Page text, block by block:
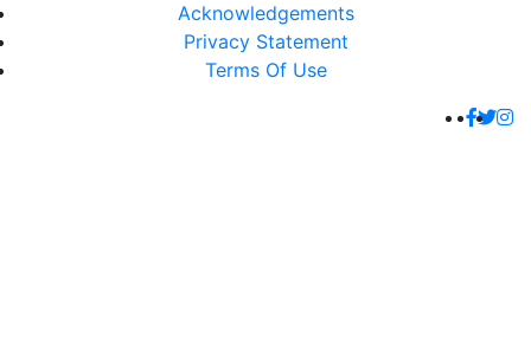
Acknowledgements
Privacy Statement
Terms Of Use